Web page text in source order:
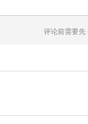
评论前需要先